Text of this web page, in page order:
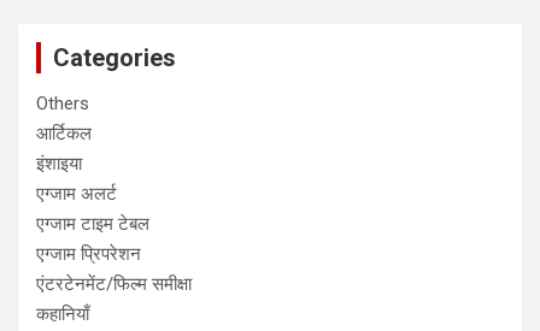
Categories
Others
आर्टिकल
इंशाइया
एग्जाम अलर्ट
एग्जाम टाइम टेबल
एग्जाम प्रिपरेशन
एंटरटेनमेंट/फिल्म समीक्षा
कहानियाँ